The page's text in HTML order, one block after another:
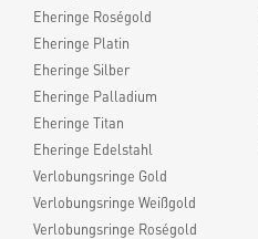
Eheringe Roségold
Eheringe Platin
Eheringe Silber
Eheringe Palladium
Eheringe Titan
Eheringe Edelstahl
Verlobungsringe Gold
Verlobungsringe Weißgold
Verlobungsringe Roségold